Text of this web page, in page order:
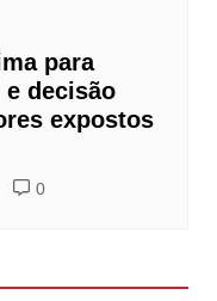
para
decisão
expostos
0